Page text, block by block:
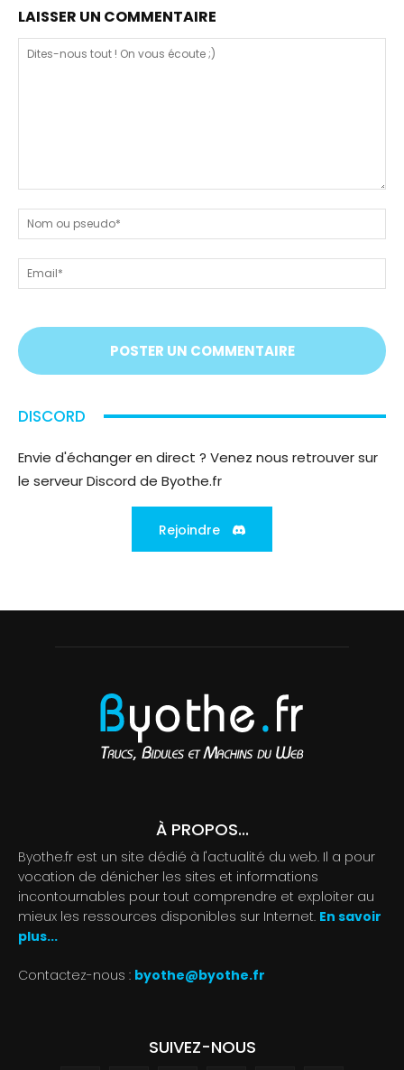
LAISSER UN COMMENTAIRE
nous
tout
!
On
vous
;)
ou
DISCORD
Envie d'échanger en direct ? Venez nous retrouver sur
le serveur Discord de Byothe.fr
Rejoindre
À PROPOS...
Byothe.fr est un site dédié à l'actualité du web. Il a pour
vocation de dénicher les sites et informations
incontournables pour tout comprendre et exploiter au
mieux les ressources disponibles sur Internet. En savoir
plus...
Contactez-nous : byothe@byothe.fr
SUIVEZ-NOUS